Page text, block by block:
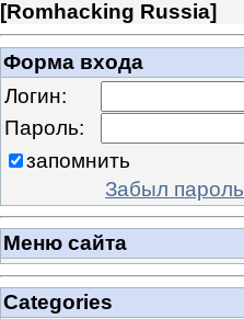
[Romhacking Russia]
Форма входа
Логин:
Пароль:
запомнить
Забыл пароль
Меню сайта
Categories